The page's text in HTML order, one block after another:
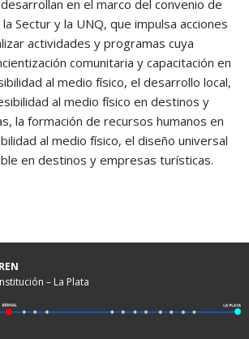
en el marco del convenio de
Sectur y la UNQ, que impulsa acciones
actividades y programas cuya
comunitaria y capacitación en
al medio físico, el desarrollo local,
al medio físico en destinos y
la formación de recursos humanos en
al medio físico, el diseño universal
en destinos y empresas turísticas.
– La Plata